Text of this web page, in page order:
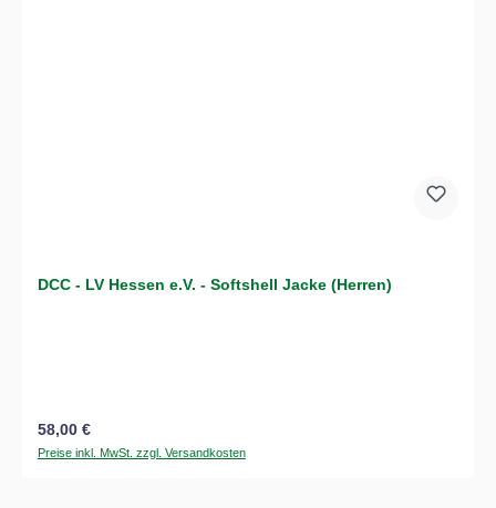
DCC - LV Hessen e.V. - Softshell Jacke (Herren)
Regulärer Preis:
58,00 €
Preise inkl. MwSt. zzgl. Versandkosten